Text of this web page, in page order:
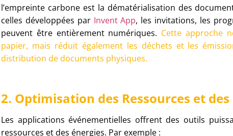
l’empreinte carbone est la dématérialisation des
celles développées par Invent App, les invitations, les
peuvent être entièrement numériques. Cette approche
papier, mais réduit également les déchets et les
distribution de documents physiques.
2. Optimisation des Ressources et des
Les applications événementielles offrent des outils
ressources et des énergies. Par exemple :